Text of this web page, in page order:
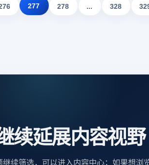
277 278 ... 328
续延展内容视野
续筛选，可以进入内容中心；如果想浏